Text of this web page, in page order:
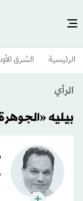
الرئيسية الشرق
الرأي
بيليه